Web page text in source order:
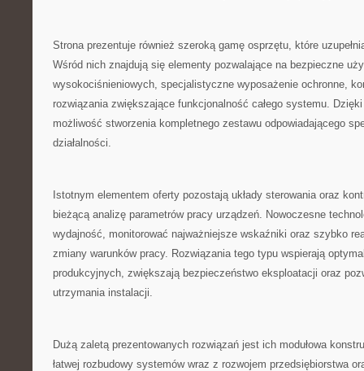
Strona prezentuje również szeroką gamę osprzętu, które
Wśród nich znajdują się elementy pozwalające na bezpieczne
wysokociśnieniowych, specjalistyczne wyposażenie ochronne,
rozwiązania zwiększające funkcjonalność całego systemu.
możliwość stworzenia kompletnego zestawu odpowiadającego
działalności.
Istotnym elementem oferty pozostają układy sterowania oraz
bieżącą analizę parametrów pracy urządzeń. Nowoczesne
wydajność, monitorować najważniejsze wskaźniki oraz szybko
zmiany warunków pracy. Rozwiązania tego typu wspierają
produkcyjnych, zwiększają bezpieczeństwo eksploatacji oraz
utrzymania instalacji.
Dużą zaletą prezentowanych rozwiązań jest ich modułowa
łatwej rozbudowy systemów wraz z rozwojem przedsiębiorstwa